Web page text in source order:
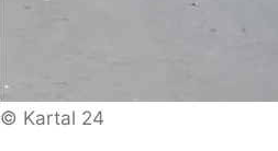
© Kartal 24